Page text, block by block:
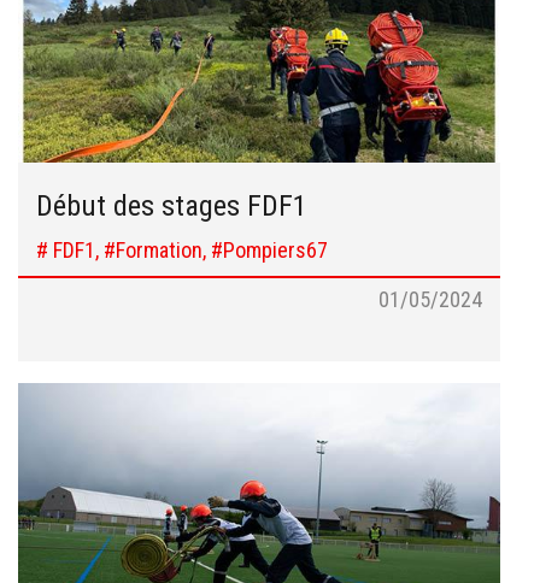
Début des stages FDF1
# FDF1, #Formation, #Pompiers67
01/05/2024